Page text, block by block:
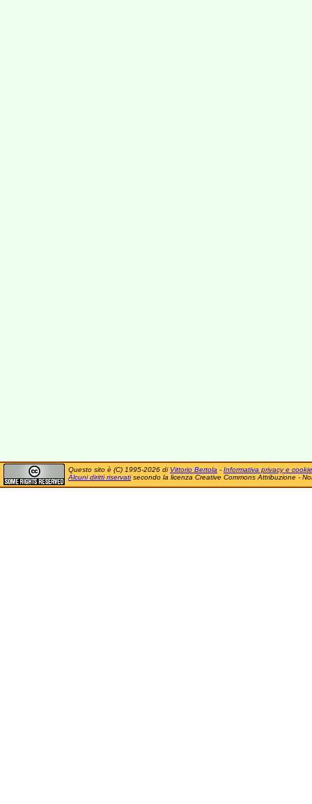
Questo sito è (C) 1995-2026 di Vittorio Bertola - Informativa privacy e cookie
Alcuni diritti riservatisecondo la licenza Creative Commons Attribuzione -